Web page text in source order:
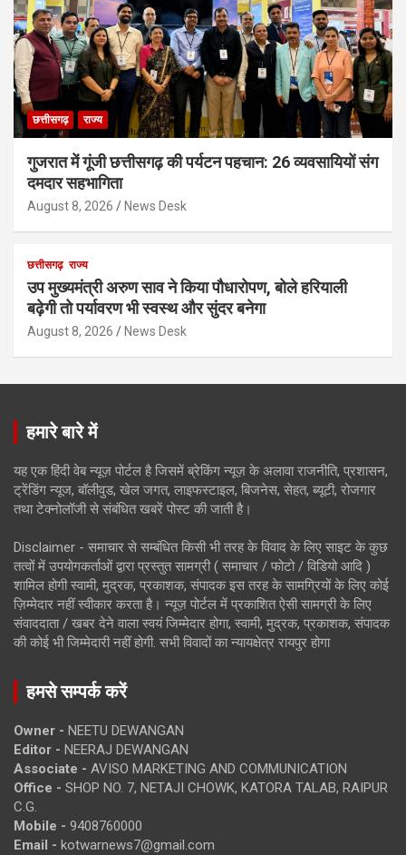
छत्तीसगढ़ राज्य
गुजरात में गूंजी छत्तीसगढ़ की पर्यटन पहचान: 26 व्यवसायियों संग
दमदार सहभागिता
August 8, 2026 News Desk
छत्तीसगढ़ राज्य
उप मुख्यमंत्री अरुण साव ने किया पौधारोपण, बोले हरियाली
बढ़ेगी तो पर्यावरण भी स्वस्थ और सुंदर बनेगा
August 8, 2026 News Desk
हमारे बारे में
यह एक हिंदी वेब न्यूज़ पोर्टल है जिसमें ब्रेकिंग न्यूज़ के अलावा राजनीति, प्रशासन,
ट्रेंडिंग न्यूज, बॉलीवुड, खेल जगत, लाइफस्टाइल, बिजनेस, सेहत, ब्यूटी, रोजगार
तथा टेक्नोलॉजी से संबंधित खबरें पोस्ट की जाती है।
Disclaimer - समाचार से सम्बंधित किसी भी तरह के विवाद के लिए साइट के कुछ
तत्वों में उपयोगकर्ताओं द्वारा प्रस्तुत सामग्री ( समाचार / फोटो / विडियो आदि )
शामिल होगी स्वामी, मुद्रक, प्रकाशक, संपादक इस तरह के सामग्रियों के लिए कोई
ज़िम्मेदार नहीं स्वीकार करता है। न्यूज़ पोर्टल में प्रकाशित ऐसी सामग्री के लिए
संवाददाता / खबर देने वाला स्वयं जिम्मेदार होगा, स्वामी, मुद्रक, प्रकाशक, संपादक
की कोई भी जिम्मेदारी नहीं होगी. सभी विवादों का न्यायक्षेत्र रायपुर होगा
हमसे सम्पर्क करें
Owner - NEETU DEWANGAN
Editor - NEERAJ DEWANGAN
Associate - AVISO MARKETING AND COMMUNICATION
Office - SHOP NO. 7, NETAJI CHOWK, KATORA TALAB, RAIPUR
C.G.
Mobile - 9408760000
Email - kotwarnews7@gmail.com